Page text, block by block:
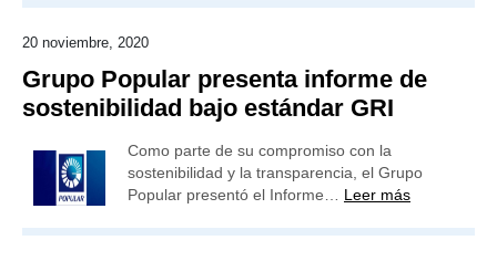
20 noviembre, 2020
Grupo Popular presenta informe de
sostenibilidad bajo estándar GRI
Como parte de su compromiso con la
sostenibilidad y la transparencia, el Grupo
Popular presentó el Informe… Leer más